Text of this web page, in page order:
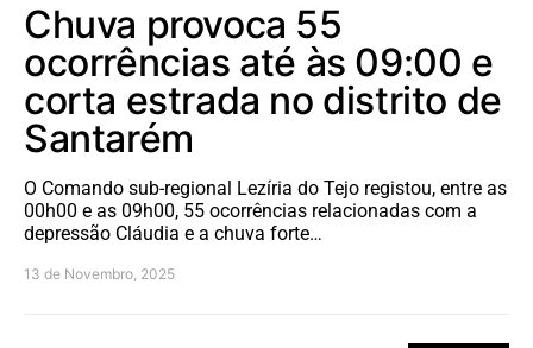
Chuva provoca 55
ocorrências até às 09:00 e
corta estrada no distrito de
Santarém
O Comando sub-regional Lezíria do Tejo registou, entre as
00h00 e as 09h00, 55 ocorrências relacionadas com a
depressão Cláudia e a chuva forte…
13 de Novembro, 2025